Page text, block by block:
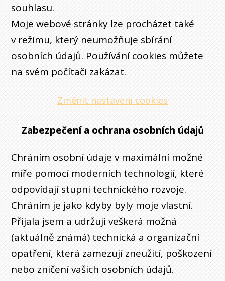
souhlasu.
Moje webové stránky lze procházet také
v režimu, který neumožňuje sbírání
osobních údajů. Používání cookies můžete
na svém počítači zakázat.
Změnit nastavení cookies
Zabezpečení a ochrana osobních údajů
Chráním osobní údaje v maximální možné
míře pomocí moderních technologií, které
odpovídají stupni technického rozvoje.
Chráním je jako kdyby byly moje vlastní.
Přijala jsem a udržuji veškerá možná
(aktuálně známá) technická a organizační
opatření, která zamezují zneužití, poškození
nebo zničení vašich osobních údajů.